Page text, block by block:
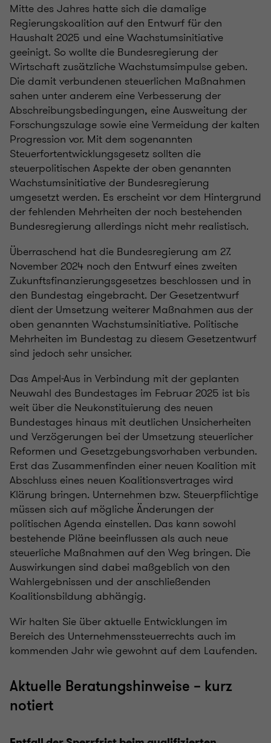
Mitte des Jahres hatte sich die damalige
Regierungskoalition auf den Entwurf für den
Haushalt 2025 und eine Wachstumsinitiative
geeinigt. So wollte die Bundesregierung der
Wirtschaft zusätzliche Wachstumsimpulse geben.
Die damit verbundenen steuerlichen Maßnahmen
sahen unter anderem eine Verbesserung der
Abschreibungsbedingungen, eine Ausweitung der
Forschungszulage sowie eine Vermeidung der kalten
Progression vor. Mit dem sogenannten
Steuerfortentwicklungsgesetz sollten die
steuerpolitischen Aspekte der oben genannten
Wachstumsinitiative der Bundesregierung
umgesetzt werden. Es erscheint vor dem Hintergrund
der fehlenden Mehrheiten der noch bestehenden
Bundesregierung allerdings nicht mehr realistisch.
Überraschend hat die Bundesregierung am 27.
November 2024 noch den Entwurf eines zweiten
Zukunftsfinanzierungsgesetzes beschlossen und in
den Bundestag eingebracht. Der Gesetzentwurf
dient der Umsetzung weiterer Maßnahmen aus der
oben genannten Wachstumsinitiative. Politische
Mehrheiten im Bundestag zu diesem Gesetzentwurf
sind jedoch sehr unsicher.
Das Ampel-Aus in Verbindung mit der geplanten
Neuwahl des Bundestages im Februar 2025 ist bis
weit über die Neukonstituierung des neuen
Bundestages hinaus mit deutlichen Unsicherheiten
und Verzögerungen bei der Umsetzung steuerlicher
Reformen und Gesetzgebungsvorhaben verbunden.
Erst das Zusammenfinden einer neuen Koalition mit
Abschluss eines neuen Koalitionsvertrages wird
Klärung bringen. Unternehmen bzw. Steuerpflichtige
müssen sich auf mögliche Änderungen der
politischen Agenda einstellen. Das kann sowohl
bestehende Pläne beeinflussen als auch neue
steuerliche Maßnahmen auf den Weg bringen. Die
Auswirkungen sind dabei maßgeblich von den
Wahlergebnissen und der anschließenden
Koalitionsbildung abhängig.
Wir halten Sie über aktuelle Entwicklungen im
Bereich des Unternehmenssteuerrechts auch im
kommenden Jahr wie gewohnt auf dem Laufenden.
Aktuelle Beratungshinweise – kurz
notiert